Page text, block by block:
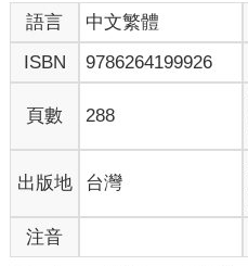
後來我才知道，台語裡也有一個
從樹葉或雲的縫隙透出、化為彷
「木漏れ日」更廣，也更加具象
落地的陽光如花一般，出現在樹
窗上一個個色塊的縫隙間透入後
也有了浪漫的新名字。我的世界
我是1999年出生的北部小孩，小
語和華語一樣，都是我從小聽到
求說台語，學校等外在環境也並
不及華語的十分之一流利。小時
語言 中文繁體
ISBN
9786264199926
頁數 288
出版地 台灣
注音